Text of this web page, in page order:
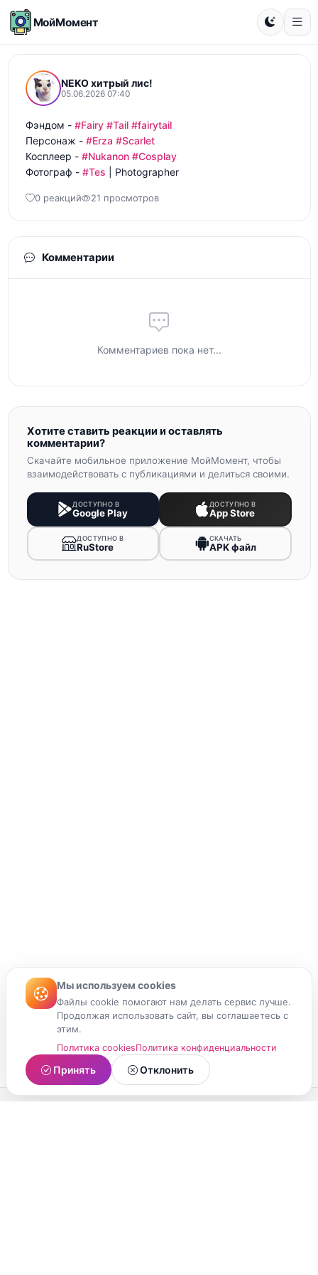
МойМомент
NEKO хитрый лис!
05.06.2026 07:40
Фэндом - #Fairy #Tail #fairytail
Персонаж - #Erza #Scarlet
Косплеер - #Nukanon #Cosplay
Фотограф - #Tes | Photographer
0 реакций 21 просмотров
Комментарии
Комментариев пока нет...
Хотите ставить реакции и оставлять
комментарии?
Скачайте мобильное приложение МойМомент, чтобы
взаимодействовать с публикациями и делиться своими.
ДОСТУПНО В
Google Play
ДОСТУПНО В
App Store
ДОСТУПНО В
RuStore
СКАЧАТЬ
APK файл
Мы используем cookies
Файлы cookie помогают нам делать сервис лучше.
Продолжая использовать сайт, вы соглашаетесь с
этим.
Политика cookiesПолитика конфиденциальности
Принять Отклонить